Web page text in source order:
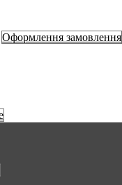
Оформлення замовлення